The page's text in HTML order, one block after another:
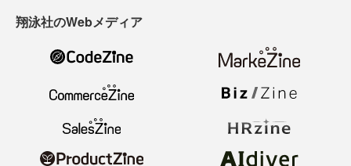
翔泳社のWebメディア